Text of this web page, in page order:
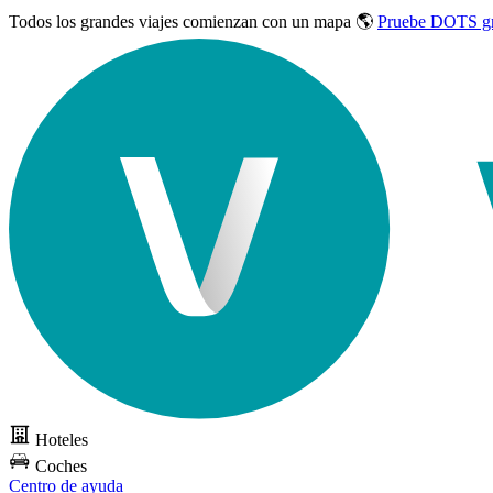
Todos los grandes viajes comienzan con un mapa 🌎 Pruebe DOTS
Hoteles
Coches
Centro de ayuda